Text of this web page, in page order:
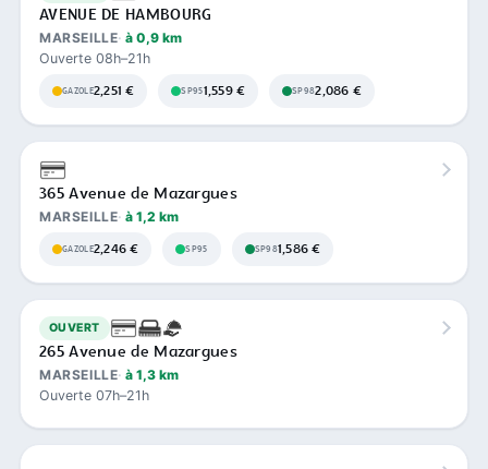
AVENUE DE HAMBOURG
MARSEILLE à 0,9 km
Ouverte 08h–21h
GAZOLE2,251 € SP951,559 € SP982,086 €
365 Avenue de Mazargues
MARSEILLE à 1,2 km
GAZOLE2,246 € SP95 SP981,586 €
OUVERT
265 Avenue de Mazargues
MARSEILLE à 1,3 km
Ouverte 07h–21h